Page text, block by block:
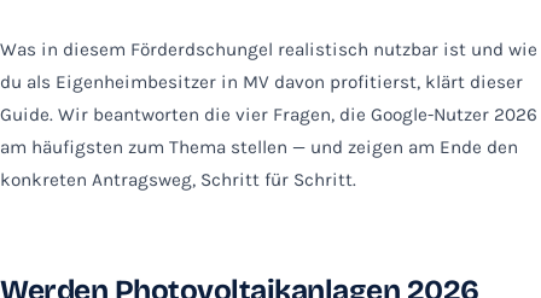
Was in diesem Förderdschungel realistisch nutzbar ist und wie
du als Eigenheimbesitzer in MV davon profitierst, klärt dieser
Guide. Wir beantworten die vier Fragen, die Google-Nutzer 2026
am häufigsten zum Thema stellen — und zeigen am Ende den
konkreten Antragsweg, Schritt für Schritt.
Werden Photovoltaikanlagen 2026